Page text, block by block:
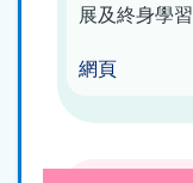
展及終身學習
網頁